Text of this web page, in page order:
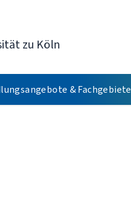
zu Köln
& Fachgebiete